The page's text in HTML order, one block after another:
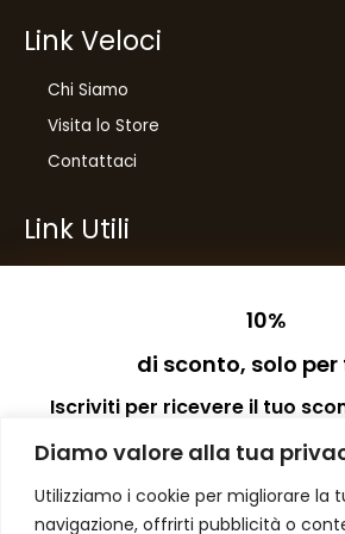
Diamo valore alla tua
Utilizziamo i cookie per migliorare la
navigazione, offrirti pubblicità o
Link Veloci
Chi Siamo
Visita lo Store
Contattaci
Link Utili
Spese di Spedizione
Preferenze dei Cookies
Number One
di Domenico Toccacieli
Via G. Mazzini 5/C
10%
di sconto, solo per
Iscriviti per ricevere il tuo
e offerte!